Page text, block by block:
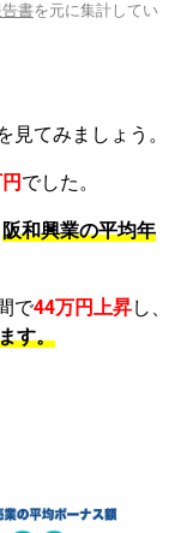
書を元に集計してい
見てみましょう。
でした。
阪和興業の平均年
で44万円上昇し、
す。